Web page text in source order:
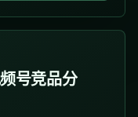
号竞品分